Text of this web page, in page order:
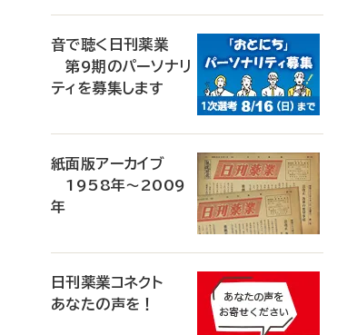
音で聴く日刊薬業
第9期のパーソナリ
ティを募集します
紙面版アーカイブ
1958年～2009
年
日刊薬業コネクト
あなたの声を！